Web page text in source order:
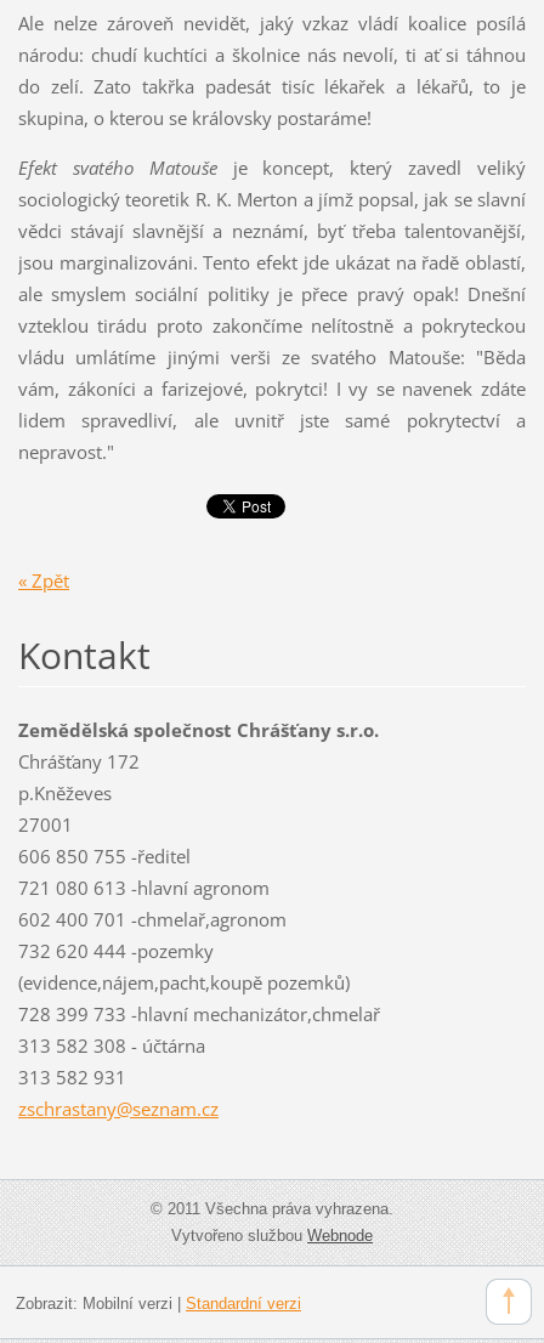
Ale nelze zároveň nevidět, jaký vzkaz vládí koalice posílá
národu: chudí kuchtíci a školnice nás nevolí, ti ať si táhnou
do zelí. Zato takřka padesát tisíc lékařek a lékařů, to je
skupina, o kterou se královsky postaráme!
Efekt svatého Matoušeje koncept, který zavedl veliký
sociologický teoretik R. K. Merton a jímž popsal, jak se slavní
vědci stávají slavnější a neznámí, byť třeba talentovanější,
jsou marginalizováni. Tento efekt jde ukázat na řadě oblastí,
ale smyslem sociální politiky je přece pravý opak! Dnešní
vzteklou tirádu proto zakončíme nelítostně a pokryteckou
vládu umlátíme jinými verši ze svatého Matouše: "Běda
vám, zákoníci a farizejové, pokrytci! I vy se navenek zdáte
lidem spravedliví, ale uvnitř jste samé pokrytectví a
nepravost."
« Zpět
Kontakt
Zemědělská společnost Chrášťany s.r.o.
Chrášťany 172
p.Kněževes
27001
606 850 755 -ředitel
721 080 613 -hlavní agronom
602 400 701 -chmelař,agronom
732 620 444 -pozemky
(evidence,nájem,pacht,koupě pozemků)
728 399 733 -hlavní mechanizátor,chmelař
313 582 308 - účtárna
313 582 931
zschrastany@seznam.cz
© 2011 Všechna práva vyhrazena.
Vytvořeno službouWebnode
Zobrazit: Mobilní verzi | Standardní verzi